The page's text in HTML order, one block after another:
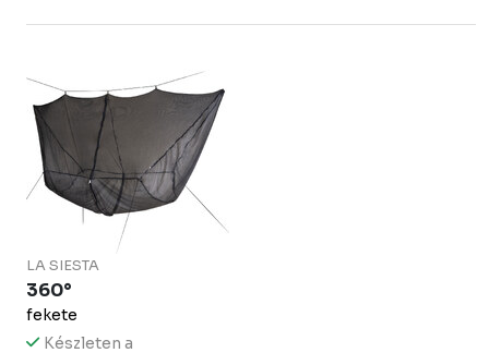
LA SIESTA
360°
fekete
Készleten a